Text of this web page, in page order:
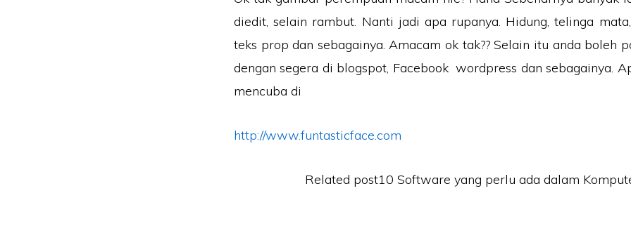
diedit, selain rambut. Nanti jadi apa rupanya. Hidung, telinga
teks prop dan sebagainya. Amacam ok tak?? Selain itu anda boleh
dengan segera di blogspot, Facebook wordpress dan sebagainya.
mencuba di
http://www.funtasticface.com
Related post10 Software yang perlu ada dalam